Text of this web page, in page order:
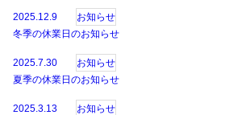
2025.12.9
お知らせ
冬季の休業日のお知らせ
2025.7.30
お知らせ
夏季の休業日のお知らせ
2025.3.13
お知らせ